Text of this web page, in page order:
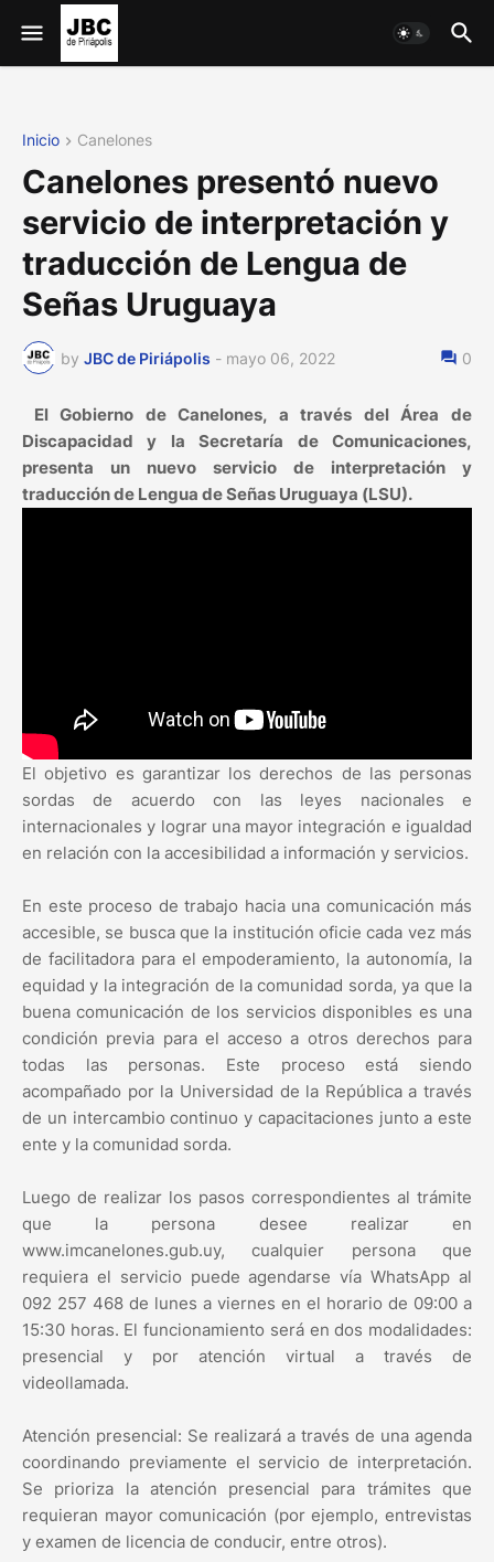
Inicio Canelones
Canelones presentó nuevo
servicio de interpretación y
traducción de Lengua de
Señas Uruguaya
by JBC de Piriápolis - mayo 06, 2022 0
El Gobierno de Canelones, a través del Área de
Discapacidad y la Secretaría de Comunicaciones,
presenta un nuevo servicio de interpretación y
traducción de Lengua de Señas Uruguaya (LSU).
El objetivo es garantizar los derechos de las personas
sordas de acuerdo con las leyes nacionales e
internacionales y lograr una mayor integración e igualdad
en relación con la accesibilidad a información y servicios.
En este proceso de trabajo hacia una comunicación más
accesible, se busca que la institución oficie cada vez más
de facilitadora para el empoderamiento, la autonomía, la
equidad y la integración de la comunidad sorda, ya que la
buena comunicación de los servicios disponibles es una
condición previa para el acceso a otros derechos para
todas las personas. Este proceso está siendo
acompañado por la Universidad de la República a través
de un intercambio continuo y capacitaciones junto a este
ente y la comunidad sorda.
Luego de realizar los pasos correspondientes al trámite
que la persona desee realizar en
www.imcanelones.gub.uy, cualquier persona que
requiera el servicio puede agendarse vía WhatsApp al
092 257 468 de lunes a viernes en el horario de 09:00 a
15:30 horas. El funcionamiento será en dos modalidades:
presencial y por atención virtual a través de
videollamada.
Atención presencial: Se realizará a través de una agenda
coordinando previamente el servicio de interpretación.
Se prioriza la atención presencial para trámites que
requieran mayor comunicación (por ejemplo, entrevistas
y examen de licencia de conducir, entre otros).